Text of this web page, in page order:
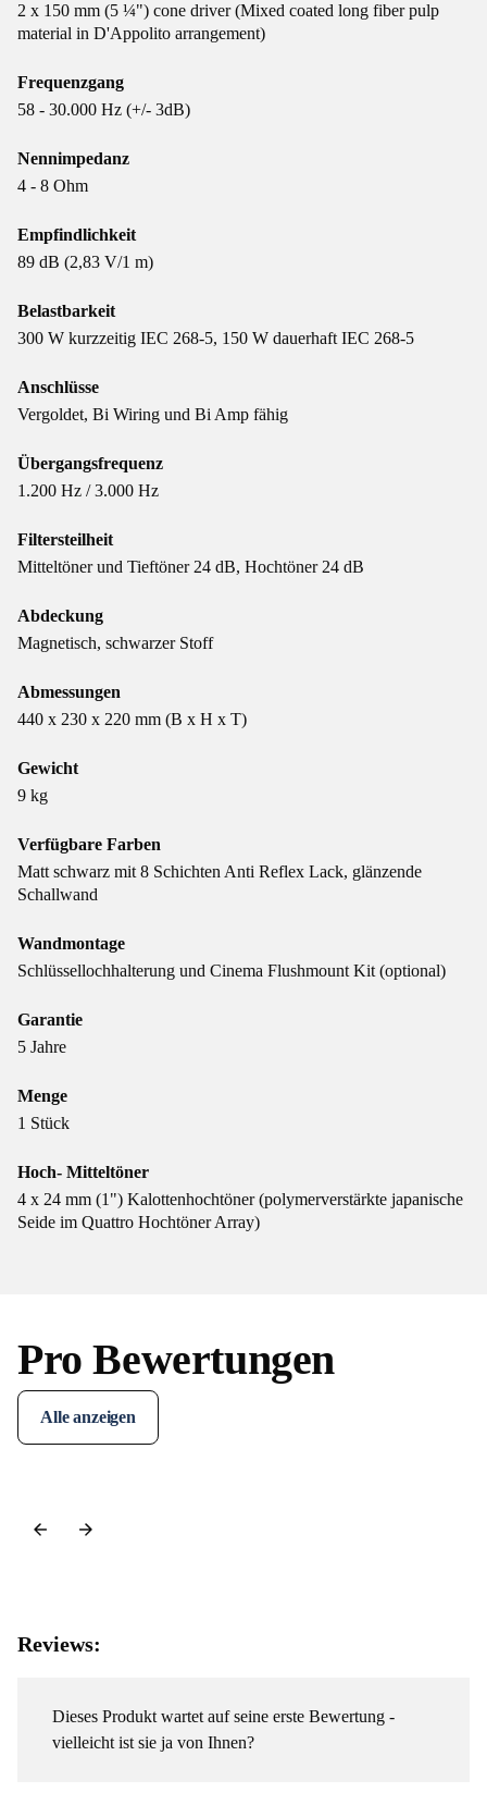
2 x 150 mm (5 ¼") cone driver (Mixed coated long fiber pulp
material in D'Appolito arrangement)
Frequenzgang
58 - 30.000 Hz (+/- 3dB)
Nennimpedanz
4 - 8 Ohm
Empfindlichkeit
89 dB (2,83 V/1 m)
Belastbarkeit
300 W kurzzeitig IEC 268-5, 150 W dauerhaft IEC 268-5
Anschlüsse
Vergoldet, Bi Wiring und Bi Amp fähig
Übergangsfrequenz
1.200 Hz / 3.000 Hz
Filtersteilheit
Mitteltöner und Tieftöner 24 dB, Hochtöner 24 dB
Abdeckung
Magnetisch, schwarzer Stoff
Abmessungen
440 x 230 x 220 mm (B x H x T)
Gewicht
9 kg
Verfügbare Farben
Matt schwarz mit 8 Schichten Anti Reflex Lack, glänzende
Schallwand
Wandmontage
Schlüssellochhalterung und Cinema Flushmount Kit (optional)
Garantie
5 Jahre
Menge
1 Stück
Hoch- Mitteltöner
4 x 24 mm (1") Kalottenhochtöner (polymerverstärkte japanische
Seide im Quattro Hochtöner Array)
Pro Bewertungen
Alle anzeigen
Reviews:
Dieses Produkt wartet auf seine erste Bewertung -
vielleicht ist sie ja von Ihnen?